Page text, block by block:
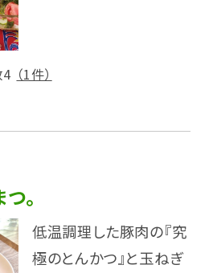
（1件）
。
低温調理した豚肉の『究
極のとんかつ』と玉ねぎ